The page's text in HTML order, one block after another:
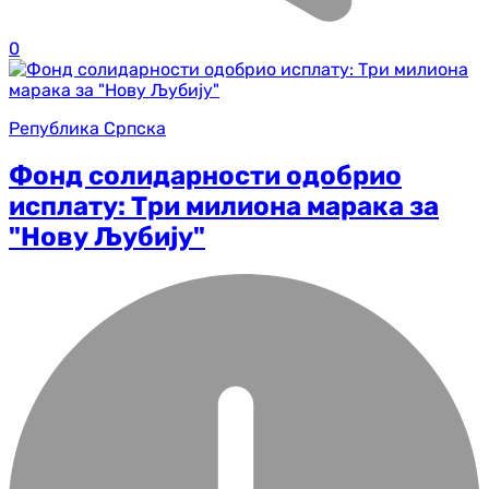
0
Република Српска
Фонд солидарности одобрио
исплату: Три милиона марака за
"Нову Љубију"